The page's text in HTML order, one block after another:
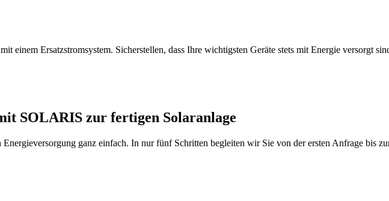
einem Ersatzstromsystem. Sicherstellen, dass Ihre wichtigsten Geräte stets mit Energie versorgt
SOLARIS zur fertigen Solaranlage
ganz einfach. In nur fünf Schritten begleiten wir Sie von der ersten Anfrage bis